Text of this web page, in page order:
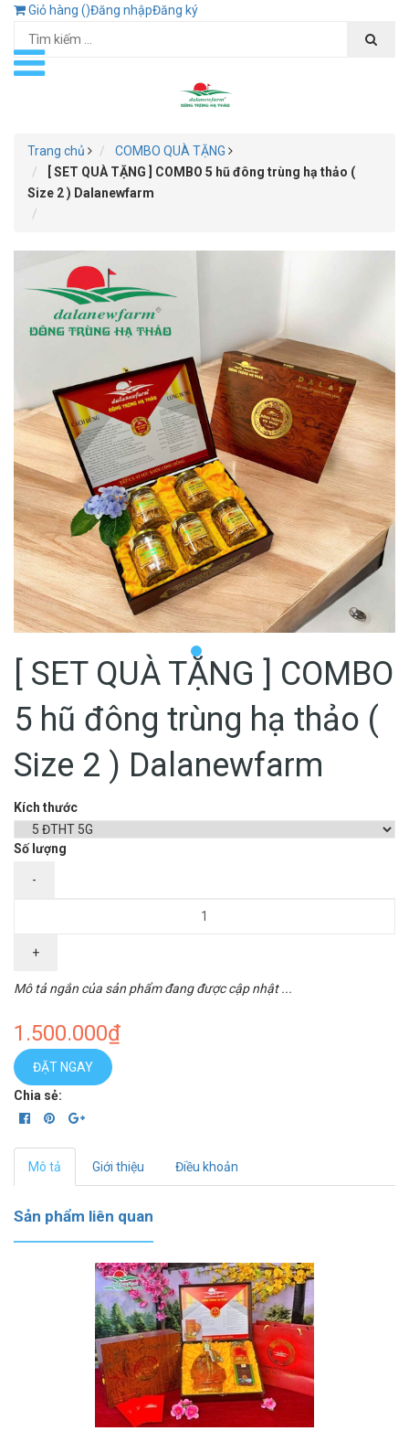
Giỏ hàng ()Đăng nhậpĐăng ký
Trang chủ
COMBO QUÀ TẶNG
[ SET QUÀ TẶNG ] COMBO 5 hũ đông trùng hạ thảo (
Size 2 ) Dalanewfarm
[ SET QUÀ TẶNG ] COMBO
5 hũ đông trùng hạ thảo (
Size 2 ) Dalanewfarm
Kích thước
Số lượng
-
+
Mô tả ngắn của sản phẩm đang được cập nhật ...
1.500.000₫
ĐẶT NGAY
Chia sẻ:
Mô tả Giới thiệu Điều khoản
Sản phẩm liên quan